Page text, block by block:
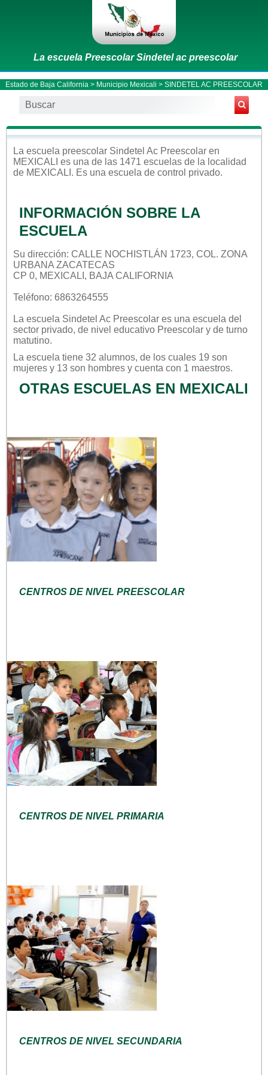
La escuela Preescolar Sindetel ac preescolar
Estado de Baja California > Municipio Mexicali > SINDETEL AC PREESCOLAR
La escuela preescolar Sindetel Ac Preescolar en
MEXICALI es una de las 1471 escuelas de la localidad
de MEXICALI . Es una escuela de control privado.
INFORMACIÓN SOBRE LA
ESCUELA
Su dirección: CALLE NOCHISTLÁN 1723, COL. ZONA
URBANA ZACATECAS
CP 0, MEXICALI, BAJA CALIFORNIA
Teléfono: 6863264555
La escuela Sindetel Ac Preescolar es una escuela del
sector privado, de nivel educativo Preescolar y de turno
matutino.
La escuela tiene 32 alumnos, de los cuales 19 son
mujeres y 13 son hombres y cuenta con 1 maestros.
OTRAS ESCUELAS EN MEXICALI
CENTROS DE NIVEL PREESCOLAR
CENTROS DE NIVEL PRIMARIA
CENTROS DE NIVEL SECUNDARIA